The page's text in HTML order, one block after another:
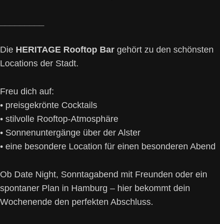
Die HERITAGE Rooftop Bar gehört zu den schönsten
Locations der Stadt.
Freu dich auf:
• preisgekrönte Cocktails
• stilvolle Rooftop-Atmosphäre
• Sonnenuntergänge über der Alster
• eine besondere Location für einen besonderen Abend
Ob Date Night, Sonntagabend mit Freunden oder ein
spontaner Plan in Hamburg – hier bekommt dein
Wochenende den perfekten Abschluss.